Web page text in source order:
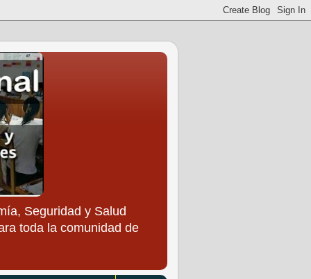
Seguridad y Salud
toda la comunidad de